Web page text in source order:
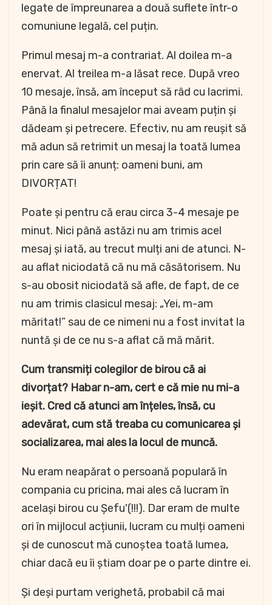
legate de împreunarea a două suflete într-o
comuniune legală, cel puțin.
Primul mesaj m-a contrariat. Al doilea m-a
enervat. Al treilea m-a lăsat rece. După vreo
10 mesaje, însă, am început să râd cu lacrimi.
Până la finalul mesajelor mai aveam puțin și
dădeam și petrecere. Efectiv, nu am reușit să
mă adun să retrimit un mesaj la toată lumea
prin care să îi anunț: oameni buni, am
DIVORȚAT!
Poate și pentru că erau circa 3-4 mesaje pe
minut. Nici până astăzi nu am trimis acel
mesaj și iată, au trecut mulți ani de atunci. N-
au aflat niciodată că nu mă căsătorisem. Nu
s-au obosit niciodată să afle, de fapt, de ce
nu am trimis clasicul mesaj: „Yei, m-am
măritat!” sau de ce nimeni nu a fost invitat la
nuntă și de ce nu s-a aflat că mă mărit.
Cum transmiți colegilor de birou că ai
divorțat? Habar n-am, cert e că mie nu mi-a
ieșit. Cred că atunci am înțeles, însă, cu
adevărat, cum stă treaba cu comunicarea și
socializarea, mai ales la locul de muncă.
Nu eram neapărat o persoană populară în
compania cu pricina, mai ales că lucram în
același birou cu Șefu'(!!!). Dar eram de multe
ori în mijlocul acțiunii, lucram cu mulți oameni
și de cunoscut mă cunoștea toată lumea,
chiar dacă eu îi știam doar pe o parte dintre ei.
Și deși purtam verighetă, probabil că mai